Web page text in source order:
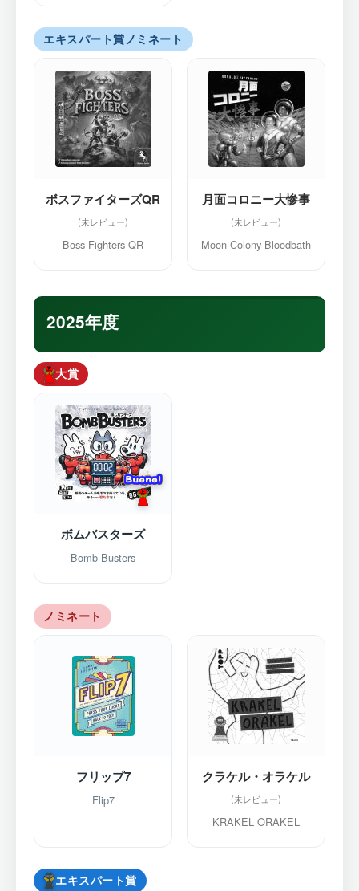
エキスパート賞ノミネート
ボスファイターズQR
Boss Fighters QR
月面コロニー大惨事
Moon Colony Bloodbath
2025年度
大賞
ボムバスターズ
Bomb Busters
ノミネート
フリップ7
Flip7
クラケル・オラケル
KRAKEL ORAKEL
エキスパート賞